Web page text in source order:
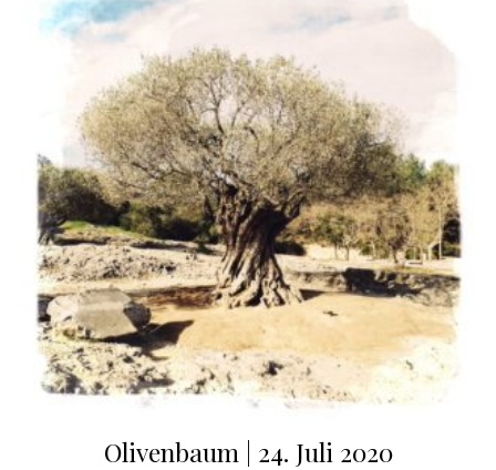
Olivenbaum | 24. Juli 2020